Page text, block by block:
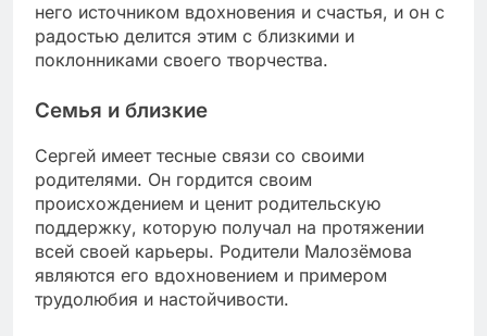
него источником вдохновения и счастья, и он с
радостью делится этим с близкими и
поклонниками своего творчества.
Семья и близкие
Сергей имеет тесные связи со своими
родителями. Он гордится своим
происхождением и ценит родительскую
поддержку, которую получал на протяжении
всей своей карьеры. Родители Малозёмова
являются его вдохновением и примером
трудолюбия и настойчивости.